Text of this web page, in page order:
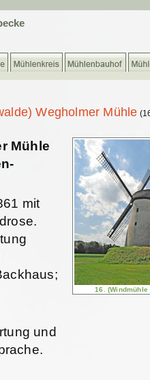
Wegholmer Mühle
Mühle
mit
und
16.